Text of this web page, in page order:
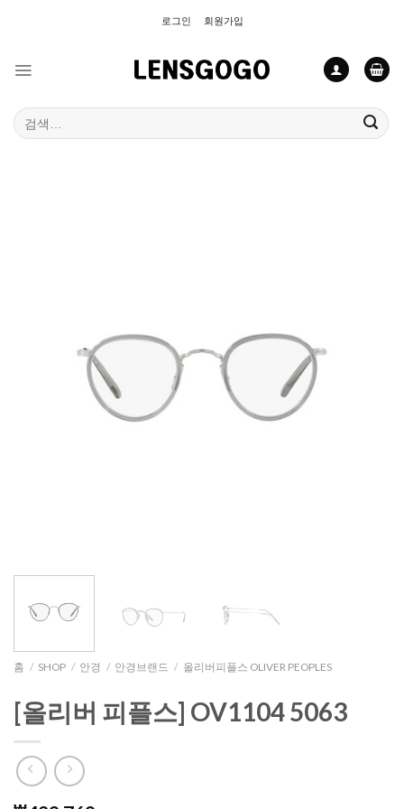
로그인 회원가입
검
색:
홈 / SHOP / 안경 / 안경브랜드 / 올리버피플스 OLIVER PEOPLES
[올리버 피플스] OV1104 5063